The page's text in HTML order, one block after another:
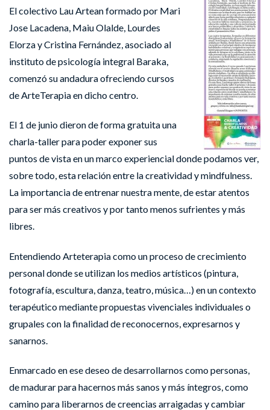
El colectivo Lau Artean formado por Mari
Jose Lacadena, Maiu Olalde, Lourdes
Elorza y Cristina Fernández, asociado al
instituto de psicología integral Baraka,
comenzó su andadura ofreciendo cursos
de ArteTerapia en dicho centro.
El 1 de junio dieron de forma gratuita una
charla-taller para poder exponer sus
puntos de vista en un marco experiencial donde podamos ver,
sobre todo, esta relación entre la creatividad y mindfulness.
La importancia de entrenar nuestra mente, de estar atentos
para ser más creativos y por tanto menos sufrientes y más
libres.
Entendiendo Arteterapia como un proceso de crecimiento
personal donde se utilizan los medios artísticos (pintura,
fotografía, escultura, danza, teatro, música…) en un contexto
terapéutico mediante propuestas vivenciales individuales o
grupales con la finalidad de reconocernos, expresarnos y
sanarnos.
Enmarcado en ese deseo de desarrollarnos como personas,
de madurar para hacernos más sanos y más íntegros, como
camino para liberarnos de creencias arraigadas y cambiar